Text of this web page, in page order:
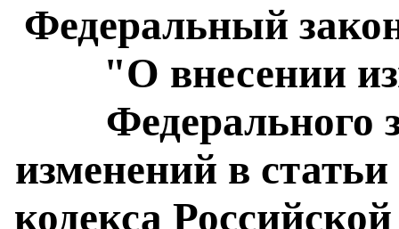
Федеральный
"О внесении
Федерального
изменений в
кодекса